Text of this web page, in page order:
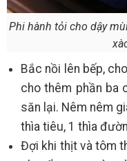
Phi hành tỏi cho dậy
Bắc nồi lên bếp,
cho thêm phần ba
săn lại. Nêm nêm
thìa tiêu, 1 thìa
Đợi khi thịt và tôm